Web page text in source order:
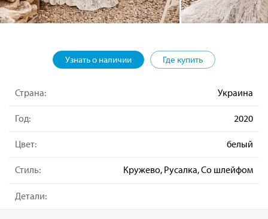
Узнать о наличии Где купить
Страна: Украина
Год: 2020
Цвет: белый
Стиль: Кружево, Русалка, Со шлейфом
Детали: